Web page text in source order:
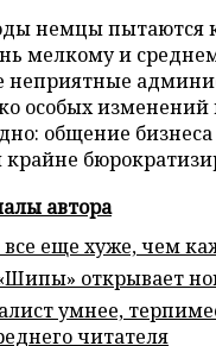
немцы пытаются
мелкому и
неприятные
особых
общение бизнеса
крайне
автора
еще хуже, чем
открывает
умнее,
читателя